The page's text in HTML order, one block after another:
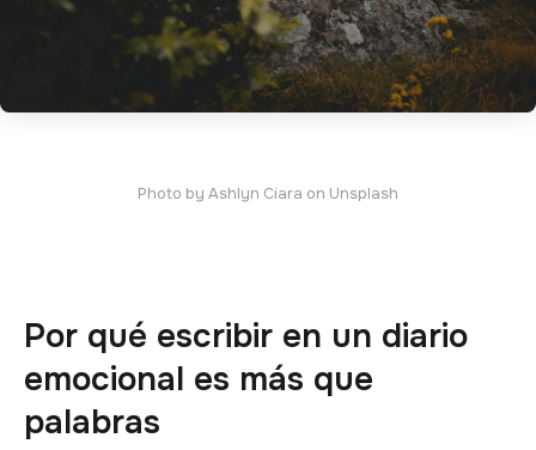
Photo by Ashlyn Ciara on Unsplash
Por qué escribir en un diario
emocional es más que
palabras